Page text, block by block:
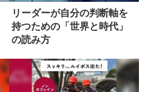
リーダーが自分の判断軸を
持つための「世界と時代」
の読み方